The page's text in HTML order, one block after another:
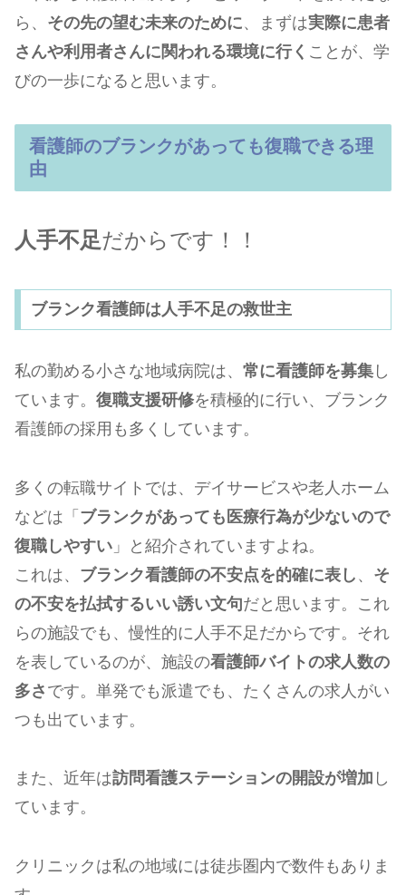
ら、 その先の望む未来のために、まずは実際に患者
さんや利用者さんに関われる環境に行く ことが、学
びの一歩になると思います。
看護師のブランクがあっても復職できる理
由
人手不足だからです！！
ブランク看護師は人手不足の救世主
私の勤める小さな地域病院は、 常に看護師を募集 し
ています。 復職支援研修を積極的に行い、ブランク
看護師の採用も多くしています。
多くの転職サイトでは、デイサービスや老人ホーム
などは「 ブランクがあっても医療行為が少ないので
復職しやすい 」と紹介されていますよね。
これは、 ブランク看護師の不安点を的確に表し 、 そ
の不安を払拭するいい誘い文句だと思います。これ
らの施設でも、慢性的に人手不足だからです。それ
を表しているのが、施設の看護師バイトの求人数の
多さ です。単発でも派遣でも、たくさんの求人がい
つも出ています。
また、近年は訪問看護ステーションの開設が増加 し
ています。
クリニックは私の地域には徒歩圏内で数件もありま